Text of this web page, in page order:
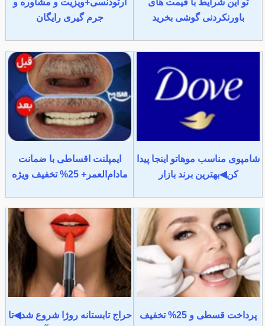
تو این شرایط با قیمت های
باورنکردنی گوشی بخرید
ارتودنسی+ویزیت و مشاوره و
جرم گیری رایگان
شامپوی مناسب موهاتو اینجا پیدا
کن◀بهترین برند بازار
ایمپلنت اقساطی با ضمانت
مادام‌العمر+ 25% تخفیف ویژه
پرداخت قسطی و 25% تخفیف
حراج تابستانه روژا شروع شد◀تا